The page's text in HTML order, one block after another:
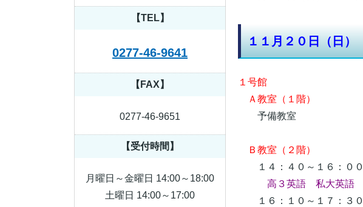
１１月２０日（日）
１号館
Ａ教室（１階）
予備教室
Ｂ教室（２階）
１４：４０～１６：００
高３英語 私大英語
１６：１０～１７：３０
【TEL】
0277-46-9641
【FAX】
0277-46-9651
【受付時間】
月曜日～金曜日 14:00～18:00
土曜日 14:00～17:00